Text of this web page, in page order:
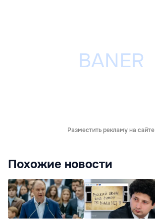
Разместить рекламу на сайте
Похожие новости